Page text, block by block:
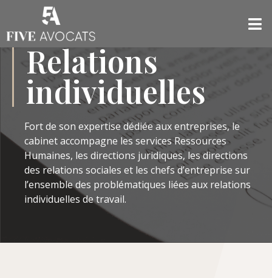
Relations
individuelles
Fort de son expertise dédiée aux entreprises, le
cabinet accompagne les services Ressources
Humaines, les directions juridiques, les directions
des relations sociales et les chefs d’entreprise sur
l’ensemble des problématiques liées aux relations
individuelles de travail.